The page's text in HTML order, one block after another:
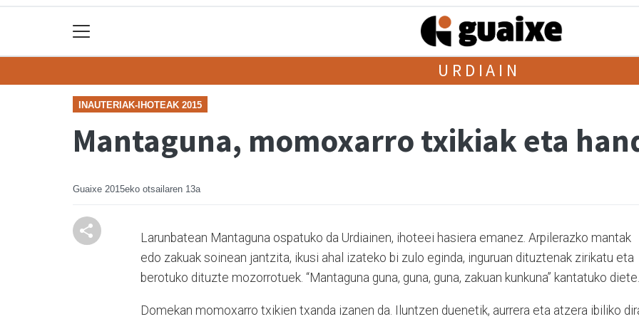
URDIAIN
INAUTERIAK-IHOTEAK 2015
Mantaguna, momoxarro txikiak eta
Guaixe 2015eko otsailaren 13a
Larunbatean Mantaguna ospatuko da Urdiainen, ihoteei hasiera emanez. Arpilerazko mantak
edo zakuak soinean jantzita, ikusi ahal izateko bi zulo eginda, inguruan dituztenak zirikatu eta
berotuko dituzte mozorrotuek. “Mantaguna guna, guna, guna, zakuan kunkuna” kantatuko diete.
Domekan momoxarro txikien txanda izanen da. Iluntzen duenetik, aurrera eta atzera ibiliko